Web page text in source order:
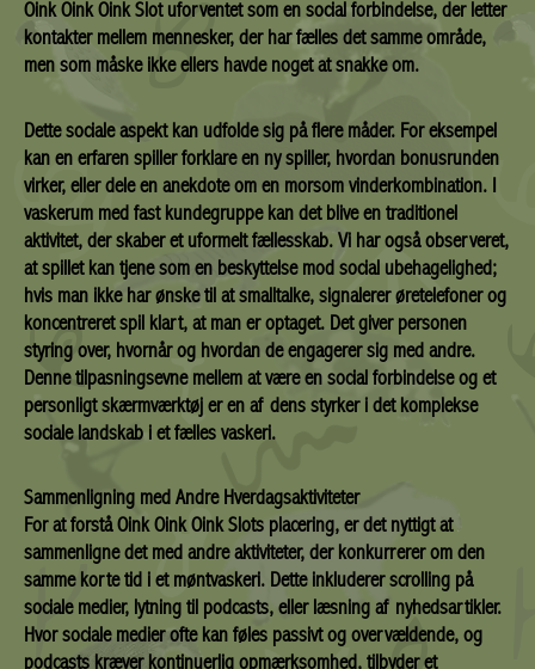
Oink Oink Oink Slot uforventet som en social forbindelse, der letter
kontakter mellem mennesker, der har fælles det samme område,
men som måske ikke ellers havde noget at snakke om.
Dette sociale aspekt kan udfolde sig på flere måder. For eksempel
kan en erfaren spiller forklare en ny spiller, hvordan bonusrunden
virker, eller dele en anekdote om en morsom vinderkombination. I
vaskerum med fast kundegruppe kan det blive en traditionel
aktivitet, der skaber et uformelt fællesskab. Vi har også observeret,
at spillet kan tjene som en beskyttelse mod social ubehagelighed;
hvis man ikke har ønske til at smalltalke, signalerer øretelefoner og
koncentreret spil klart, at man er optaget. Det giver personen
styring over, hvornår og hvordan de engagerer sig med andre.
Denne tilpasningsevne mellem at være en social forbindelse og et
personligt skærmværktøj er en af dens styrker i det komplekse
sociale landskab i et fælles vaskeri.
Sammenligning med Andre Hverdagsaktiviteter
For at forstå Oink Oink Oink Slots placering, er det nyttigt at
sammenligne det med andre aktiviteter, der konkurrerer om den
samme korte tid i et møntvaskeri. Dette inkluderer scrolling på
sociale medier, lytning til podcasts, eller læsning af nyhedsartikler.
Hvor sociale medier ofte kan føles passivt og overvældende, og
podcasts kræver kontinuerlig opmærksomhed, tilbyder et